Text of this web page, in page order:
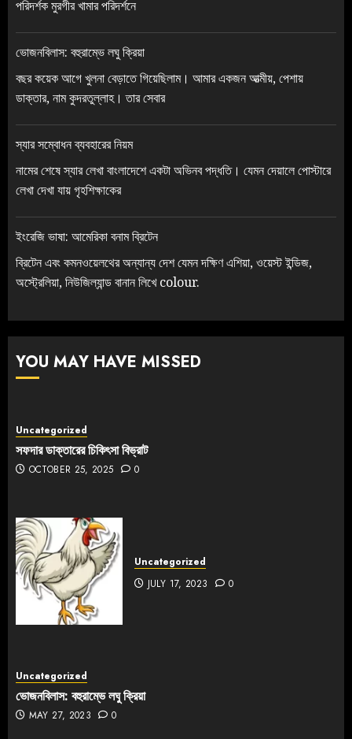
পরিদর্শক মুরগীর খামার পরিদর্শনে
ভোজনবিলাস: বহুরাম্ভে লঘু ক্রিয়া
বছর কয়েক আগে খুলনা বেড়াতে গিয়েছিলাম। আমার একজন আত্মীয়, পেশায়
ডাক্তার, নাম কুদরতুল্লাহ। তার সেবার
স্যার সম্বোধন ব্যবহারের নিয়ম
নামের শেষে স্যার লেখা বাংলাদেশে একটা অভিনব পদ্ধতি। যেমন দেয়ালে পোস্টারে
লেখা দেখা যায় গৃহশিক্ষাকের
ইংরেজি ভাষা: আমেরিকা বনাম ব্রিটেন
ব্রিটেন এবং কমনওয়েলথের অন্যান্য দেশ যেমন দক্ষিণ এশিয়া, ওয়েস্ট ইন্ডিজ,
অস্ট্রেলিয়া, নিউজিল্যান্ড বানান লিখে colour.
YOU MAY HAVE MISSED
Uncategorized
সফদার ডাক্তারের চিকিৎসা বিভ্রাট
OCTOBER 25, 2025 0
Uncategorized
JULY 17, 2023
0
Uncategorized
ভোজনবিলাস: বহুরাম্ভে লঘু ক্রিয়া
MAY 27, 2023 0